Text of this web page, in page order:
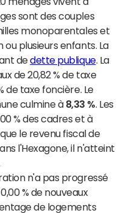
sont des couples
monoparentales et
ou plusieurs enfants. La
dedette publique. La
de 20,82 % de taxe
de taxe foncière. Le
culmine à 8,33 % . Les
% des cadres et à
que le revenu fiscal de
l'Hexagone, il n'atteint
n'a pas progressé
% de nouveaux
de logements